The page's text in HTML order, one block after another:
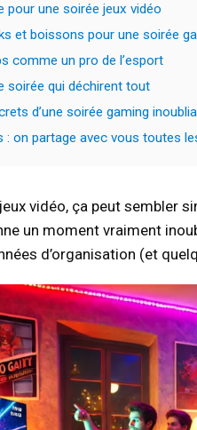
pour une soirée jeux vidéo
et boissons pour une soirée
comme un pro de l’esport
soirée qui déchirent tout
d’une soirée gaming
on partage avec vous toutes
vidéo, ça peut sembler
un moment vraiment
d’organisation (et